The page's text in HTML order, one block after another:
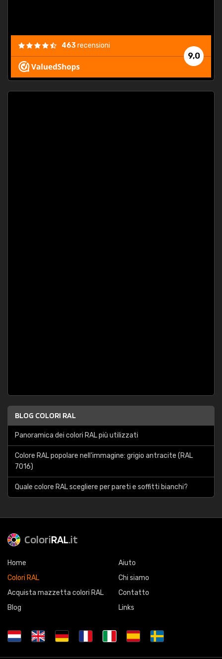
9,0
463recensioni
BLOG COLORI RAL
Panoramica dei colori RAL più utilizzati
Colore RAL popolare nell'immagine: grigio antracite (RAL
7016)
Quale colore RAL scegliere per pareti e soffitti bianchi?
ColoriRAL.it
Home
Colori RAL
Acquista mazzetta colori RAL
Blog
Aiuto
Chi siamo
Contatto
Links